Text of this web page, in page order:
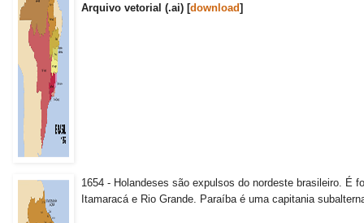
Arquivo vetorial (.ai) [download]
1654 - Holandeses são expulsos do nordeste brasileiro. É
Itamaracá e Rio Grande. Paraíba é uma capitania